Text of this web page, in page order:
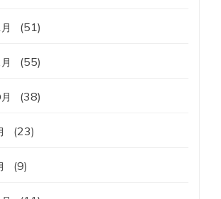
(51)
(55)
(38)
(23)
(9)